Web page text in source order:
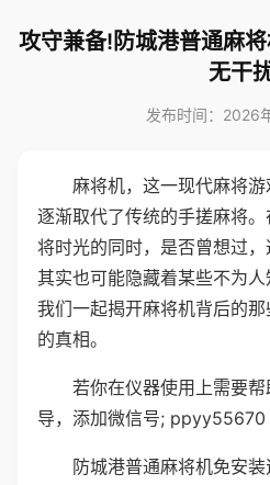
攻守兼备!防城港普通麻
无干
发布时间：2026
麻将机，这一现代麻将
逐渐取代了传统的手搓麻将
将时光的同时，是否曾想过，
其实也可能隐藏着某些不为
我们一起揭开麻将机背后的
的真相。
若你在仪器使用上需要
导，添加微信号; ppyy55670
防城港普通麻将机免安